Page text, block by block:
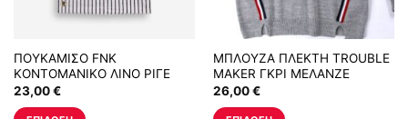
ΠΟΥΚΑΜΙΣΟ FNK
ΚΟΝΤΟΜΑΝΙΚΟ ΛΙΝΟ ΡΙΓΕ
ΤΥΠΟΣ
23,00€
ΜΠΛΟΥΖΑ ΠΛΕΚΤΗ TROUBLE
MAKER ΓΚΡΙ ΜΕΛΑΝΖΕ
26,00€